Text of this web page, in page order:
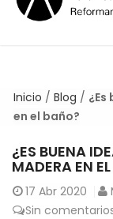
Inicio / Blog /
en el baño?
¿ES BUENA
MADERA EN
17 Abr 2020
Sin